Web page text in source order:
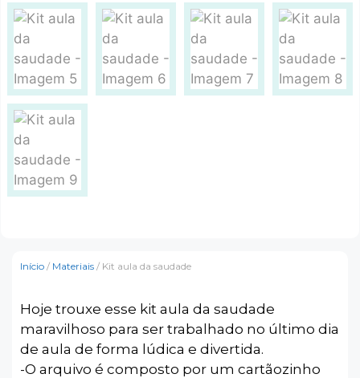
Início / Materiais / Kit aula da saudade
Hoje trouxe esse kit aula da saudade
maravilhoso para ser trabalhado no último dia
de aula de forma lúdica e divertida.
-O arquivo é composto por um cartãozinho